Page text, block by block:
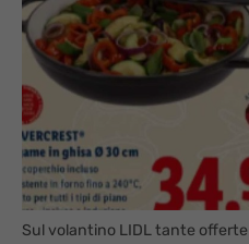
Sul volantino LIDL tante